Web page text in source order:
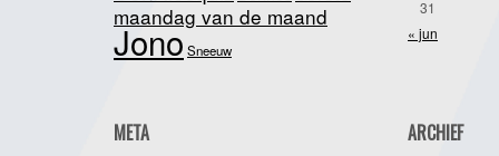
maandag van de maand
JonoSneeuw
31
« jun
META ARCHIEF